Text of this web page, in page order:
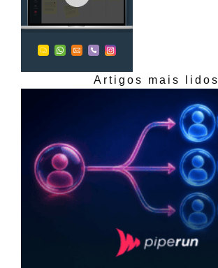
Artigos mais lidos